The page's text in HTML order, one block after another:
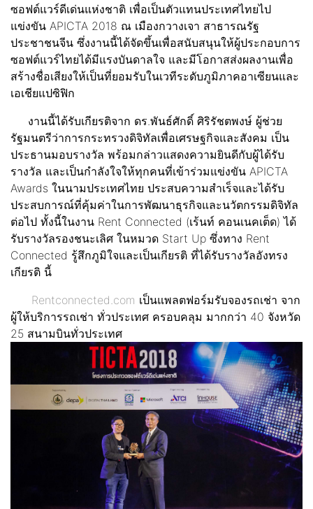
ซอฟต์แวร์ดีเด่นแห่งชาติ เพื่อเป็นตัวแทนประเทศไทยไป
แข่งขัน APICTA 2018 ณ เมืองกวางเจา สาธารณรัฐ
ประชาชนจีน ซึ่งงานนี้ได้จัดขึ้นเพื่อสนับสนุนให้ผู้ประกอบการ
ซอฟต์แวร์ไทยได้มีแรงบันดาลใจ และมีโอกาสส่งผลงานเพื่อ
สร้างชื่อเสียงให้เป็นที่ยอมรับในเวทีระดับภูมิภาคอาเซียนและ
เอเชียแปซิฟิก
งานนี้ได้รับเกียรติจาก ดร.พันธ์ศักดิ์ ศิริรัชตพงษ์ ผู้ช่วย
รัฐมนตรีว่าการกระทรวงดิจิทัลเพื่อเศรษฐกิจและสังคม เป็น
ประธานมอบรางวัล พร้อมกล่าวแสดงความยินดีกับผู้ได้รับ
รางวัล และเป็นกำลังใจให้ทุกคนที่เข้าร่วมแข่งขัน APICTA
Awards ในนามประเทศไทย ประสบความสำเร็จและได้รับ
ประสบการณ์ที่คุ้มค่าในการพัฒนาธุรกิจและนวัตกรรมดิจิทัล
ต่อไป ทั้งนี้ในงาน Rent Connected (เร้นท์ คอนเนคเต็ด) ได้
รับรางวัลรองชนะเลิศ ในหมวด Start Up ซึ่งทาง Rent
Connected รู้สึกภูมิใจและเป็นเกียรติ ที่ได้รับรางวัลอังทรง
เกียรติ นี้
Rentconnected.com เป็นแพลตฟอร์มรับจองรถเช่า จาก
ผู้ให้บริการรถเช่า ทั่วประเทศ ครอบคลุม มากกว่า 40 จังหวัด
25 สนามบินทั่วประเทศ